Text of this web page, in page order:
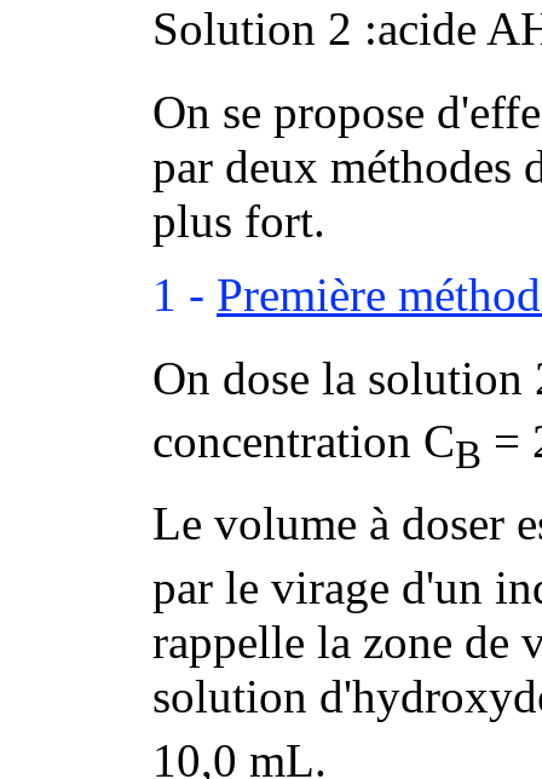
Solution 2 :acide
On se propose
par deux méthodes
plus fort.
1 - Première
On dose la
concentration CB =
Le volume à doser
par le virage d'un
rappelle la zone de
solution
10,0 mL.